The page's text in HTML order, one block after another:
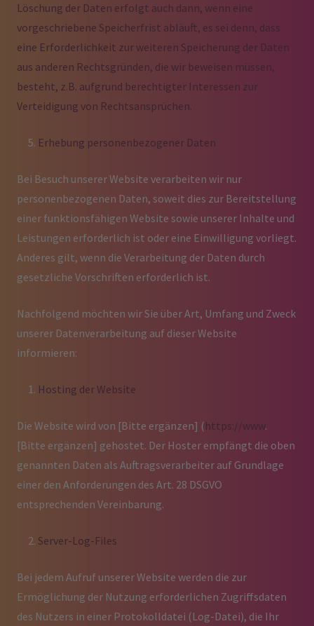
Löschung der Daten erfolgt auch dann, wenn eine
vorgeschriebene Speicherfrist abläuft, es sei denn, dass
eine Erforderlichkeit zur weiteren Speicherung der Daten
aus anderen Rechtsgründen, die wir beweisen müssen,
besteht, z.B. aufgrund berechtigter Interessen zur
Verteidigung von Rechtsansprüchen.
Erhebung personenbezogener Daten
Bei Besuch unserer Website verarbeiten wir nur
personenbezogenen Daten, soweit dies zur Bereitstellung
einer funktionsfähigen Website sowie unserer Inhalte und
Leistungen erforderlich ist oder eine Einwilligung vorliegt.
Anderes gilt, wenn die Verarbeitung der Daten durch
gesetzliche Vorschriften erforderlich ist.
Nachfolgend möchten wir Sie über Art, Umfang und Zweck
unserer Datenverarbeitung auf dieser Website
informieren:
Hosting der Website
Die Website wird von [Bitte ergänzen] (https://www.
[Bitte ergänzen] gehostet. Der Hoster empfängt die oben
genannten Daten als Auftragsverarbeiter auf Grundlage
einer den Anforderungen des Art. 28 DSGVO
entsprechenden Vereinbarung.
Server-Log-Files
Bei jedem Aufruf unserer Website werden die zur
Ermöglichung der Nutzung erforderlichen Zugriffsdaten
des Nutzers in einer Protokolldatei (Log-Datei), die Ihr